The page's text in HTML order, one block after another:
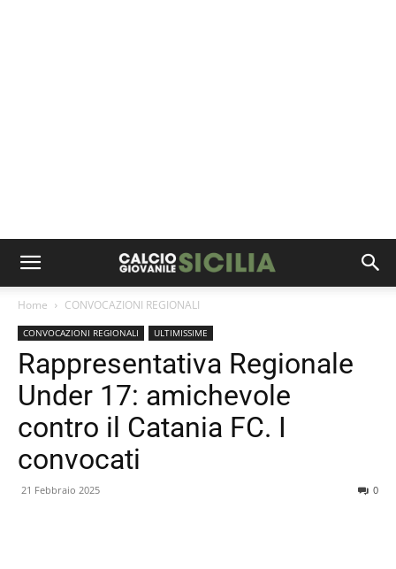
Home CONVOCAZIONI REGIONALI
CONVOCAZIONI REGIONALI ULTIMISSIME
Rappresentativa Regionale
Under 17: amichevole
contro il Catania FC. I
convocati
21 Febbraio 2025 0